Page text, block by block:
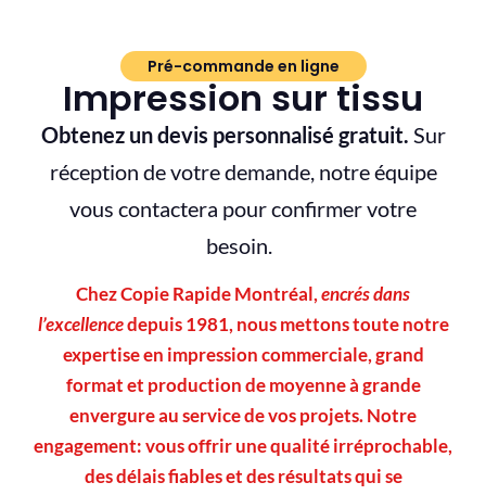
Pré-commande en ligne
Impression sur tissu
Obtenez un devis personnalisé gratuit. Sur
réception de votre demande, notreéquipe
vous contactera pour confirmer votre
besoin.
Chez Copie Rapide Montréal,encrés dans
l’excellencedepuis 1981, nous mettons toute notre
expertise en impression commerciale, grand
format et production de moyenne à grande
envergure au service de vos projets. Notre
engagement: vous offrir une qualité irréprochable,
des délais fiables et des résultats qui se